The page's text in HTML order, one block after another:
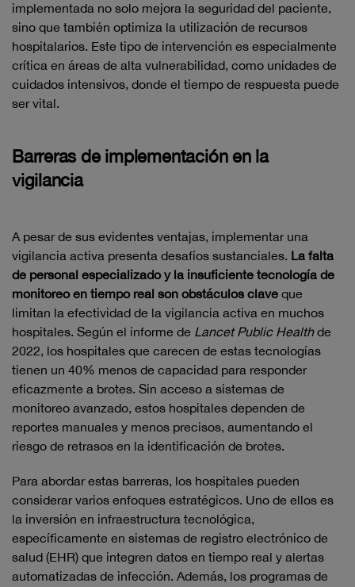
implementada no solo mejora la seguridad del paciente,
sino que también optimiza la utilización de recursos
hospitalarios. Este tipo de intervención es especialmente
crítica en áreas de alta vulnerabilidad, como unidades de
cuidados intensivos, donde el tiempo de respuesta puede
ser vital.
Barreras de implementación en la
vigilancia
A pesar de sus evidentes ventajas, implementar una
vigilancia activa presenta desafíos sustanciales. La falta
de personal especializado y la insuficiente tecnología de
monitoreo en tiempo real son obstáculos clave que
limitan la efectividad de la vigilancia activa en muchos
hospitales. Según el informe de Lancet Public Healthde
2022, los hospitales que carecen de estas tecnologías
tienen un 40% menos de capacidad para responder
eficazmente a brotes. Sin acceso a sistemas de
monitoreo avanzado, estos hospitales dependen de
reportes manuales y menos precisos, aumentando el
riesgo de retrasos en la identificación de brotes.
Para abordar estas barreras, los hospitales pueden
considerar varios enfoques estratégicos. Uno de ellos es
la inversión en infraestructura tecnológica,
específicamente en sistemas de registro electrónico de
salud (EHR) que integren datos en tiempo real y alertas
automatizadas de infección. Además, los programas de